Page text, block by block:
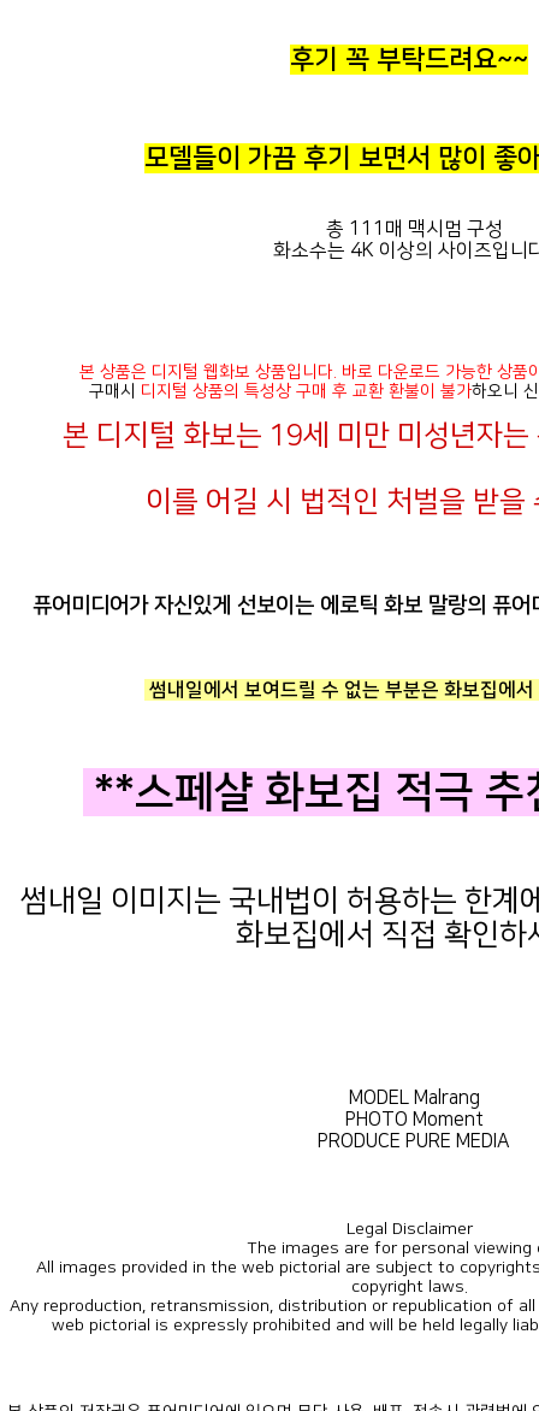
후기 꼭 부탁드려요~~
모델들이 가끔 후기 보면서 많이 좋
총 111매 맥시멈 구성
화소수는 4K 이상의 사이즈입니
본 상품은 디지털 웹화보 상품입니다. 바로 다운로드 가능한 상품
구매시 디지털 상품의 특성상 구매 후 교환 환불이 불가하오니
본 디지털 화보는 19세 미만 미성년자
이를 어길 시 법적인 처벌을 받을
퓨어미디어가 자신있게 선보이는 에로틱 화보 말랑의 퓨
썸내일에서 보여드릴 수 없는 부분은 화보집에
**스페샬 화보집 적극
썸내일 이미지는 국내법이 허용하는 한계
화보집에서 직접 확인하
MODEL Malrang
PHOTO Moment
PRODUCE PURE MEDIA
Legal Disclaimer
The images are for personal viewing
copyright laws.
web pictorial is expressly prohibited and will be held legally